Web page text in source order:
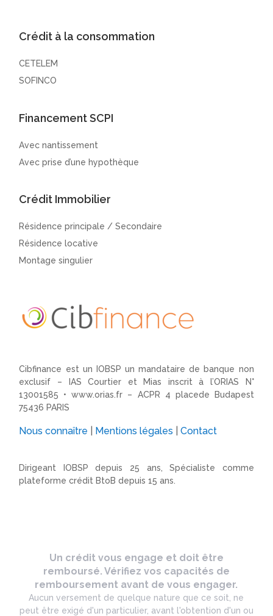
Crédit à la consommation
CETELEM
SOFINCO
Financement SCPI
Avec nantissement
Avec prise d’une hypothèque
Crédit Immobilier
Résidence principale / Secondaire
Résidence locative
Montage singulier
Cibfinance est un IOBSP un mandataire de banque non
exclusif – IAS Courtier et Mias inscrit à l’ORIAS N°
13001585 •www.orias.fr – ACPR 4 placede Budapest
75436 PARIS
Nous connaître Mentions légales |Contact
Dirigeant IOBSP depuis 25 ans, Spécialiste comme
plateforme crédit BtoB depuis 15 ans.
Un crédit vous engage et doit être
remboursé. Vérifiez vos capacités de
remboursement avant de vous engager.
Aucun versement de quelque nature que ce soit, ne
peut être exigé d'un particulier, avant l'obtention d'un ou